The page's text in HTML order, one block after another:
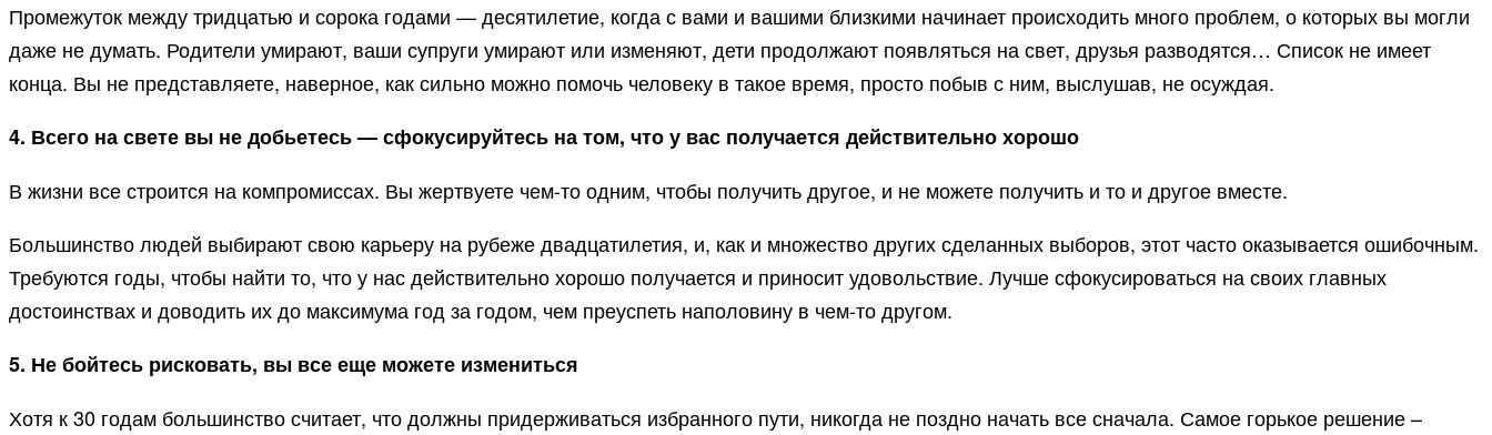
Промежуток между тридцатью и сорока годами — десятилетие, когда с вами и вашими близкими начинает происходить много проблем, о которых вы могли
даже не думать. Родители умирают, ваши супруги умирают или изменяют, дети продолжают появляться на свет, друзья разводятся… Список не имеет
конца. Вы не представляете, наверное, как сильно можно помочь человеку в такое время, просто побыв с ним, выслушав, не осуждая.
4. Всего на свете вы не добьетесь — сфокусируйтесь на том, что у вас получается действительно хорошо
В жизни все строится на компромиссах. Вы жертвуете чем-то одним, чтобы получить другое, и не можете получить и то и другое вместе.
Большинство людей выбирают свою карьеру на рубеже двадцатилетия, и, как и множество других сделанных выборов, этот часто оказывается ошибочным.
Требуются годы, чтобы найти то, что у нас действительно хорошо получается и приносит удовольствие. Лучше сфокусироваться на своих главных
достоинствах и доводить их до максимума год за годом, чем преуспеть наполовину в чем-то другом.
5. Не бойтесь рисковать, вы все еще можете измениться
Хотя к 30 годам большинство считает, что должны придерживаться избранного пути, никогда не поздно начать все сначала. Самое горькое решение –